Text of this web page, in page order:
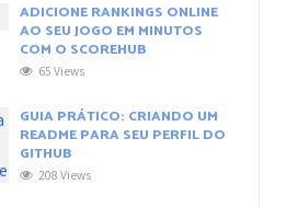
ADICIONE RANKINGS ONLINE
AO SEU JOGO EM MINUTOS
COM O SCOREHUB
65 Views
GUIA PRÁTICO: CRIANDO UM
README PARA SEU PERFIL DO
GITHUB
208 Views